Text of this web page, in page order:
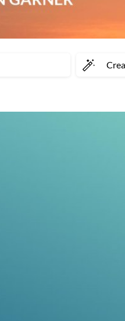
Crea